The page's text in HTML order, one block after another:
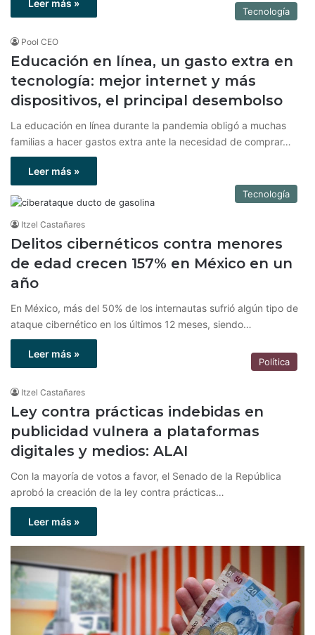
Leer más »
Tecnología
Pool CEO
Educación en línea, un gasto extra en
tecnología: mejor internet y más
dispositivos, el principal desembolso
La educación en línea durante la pandemia obligó a muchas
familias a hacer gastos extra ante la necesidad de comprar…
Leer más »
Tecnología
Itzel Castañares
Delitos cibernéticos contra menores
de edad crecen 157% en México en un
año
En México, más del 50% de los internautas sufrió algún tipo de
ataque cibernético en los últimos 12 meses, siendo…
Leer más »
Política
Itzel Castañares
Ley contra prácticas indebidas en
publicidad vulnera a plataformas
digitales y medios: ALAI
Con la mayoría de votos a favor, el Senado de la República
aprobó la creación de la ley contra prácticas…
Leer más »